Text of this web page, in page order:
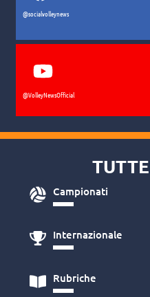
@socialvolleynews
@VolleyNewsOfficial
TUTTE
Campionati
Internazionale
Rubriche